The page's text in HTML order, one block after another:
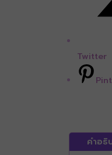
Twitter
คำอธิ